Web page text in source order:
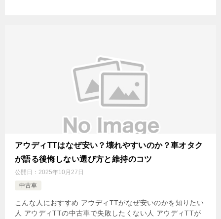
アウディTTはなぜ安い？壊れやすいのか？車オタク
が語る後悔しない選び方と維持のコツ
公開日： 2025年10月27日
中古車
こんな人におすすめ アウディTTがなぜ安いのかを知りたい
人 アウディTTの中古車で失敗したくない人 アウディTTが